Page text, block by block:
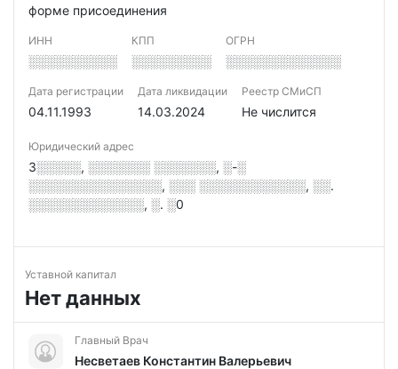
форме присоединения
ИНН
░░░░░░░░░░
КПП
░░░░░░░░░
ОГРН
░░░░░░░░░░░░░
Дата регистрации
04.11.1993
Дата ликвидации
14.03.2024
Реестр СМиСП
Не числится
Юридический адрес
3░░░░░, ░░░░░░░ ░░░░░░░, ░-░
░░░░░░░░░░░░░░░, ░░░ ░░░░░░░░░░░░, ░░.
░░░░░░░░░░░░░, ░. ░0
Уставной капитал
Нет данных
Главный Врач
Несветаев Константин Валерьевич